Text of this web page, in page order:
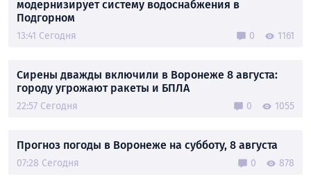
модернизирует систему водоснабжения в
Подгорном
13:41 Сегодня 0 1161
Сирены дважды включили в Воронеже 8 августа:
городу угрожают ракеты и БПЛА
22:57 Сегодня 0 1055
Прогноз погоды в Воронеже на субботу, 8 августа
07:28 Сегодня 0 878